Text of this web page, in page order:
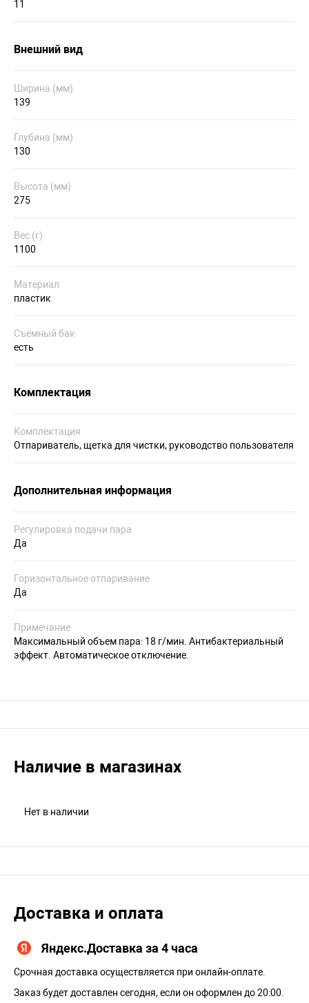
11
Внешний вид
Ширина (мм)
139
Глубина (мм)
130
Высота (мм)
275
Вес (г)
1100
Материал
пластик
Съемный бак
есть
Комплектация
Комплектация
Отпариватель, щетка для чистки, руководство пользователя
Дополнительная информация
Регулировка подачи пара
Да
Горизонтальное отпаривание
Да
Примечание
Максимальный объем пара: 18 г/мин. Антибактериальный
эффект. Автоматическое отключение.
Наличие в магазинах
Нет в наличии
Доставка и оплата
Яндекс.Доставка за 4 часа
Срочная доставка осуществляется при онлайн-оплате.
Заказ будет доставлен сегодня, если он оформлен до 20:00.